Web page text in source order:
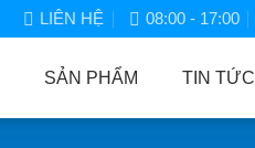
LIÊN HỆ 08:00 - 17:00
SẢN PHẨM TIN TỨC